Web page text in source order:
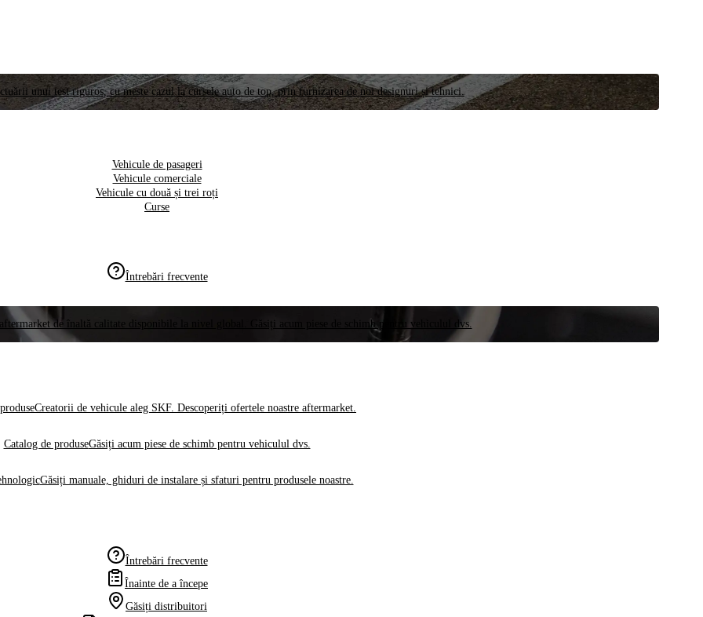
unui test riguros, cu meste cazul la cursele auto de top, prin furnizarea de noi designuri și tehnici.
Vehicule de pasageri
Vehicule comerciale
Vehicule cu două și trei roți
Curse
Întrebări frecvente
de înaltă calitate disponibile la nivel global. Găsiți acum piese de schimb pentru vehiculul dvs.
Creatorii de vehicule aleg SKF. Descoperiți ofertele noastre aftermarket.
Catalog de produseGăsiți acum piese de schimb pentru vehiculul dvs.
Găsiți manuale, ghiduri de instalare și sfaturi pentru produsele noastre.
Întrebări frecvente
Înainte de a începe
Găsiți distribuitori